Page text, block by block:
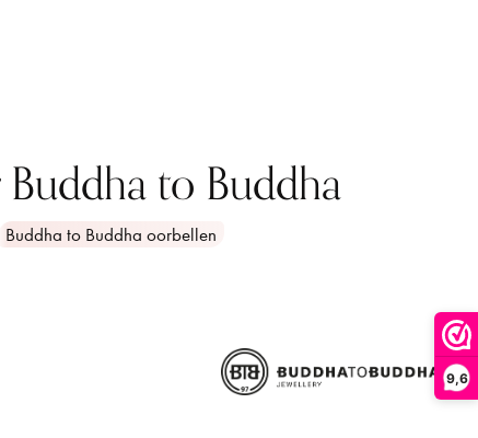
9,6
Buddha to Buddha
Buddha to Buddha oorbellen